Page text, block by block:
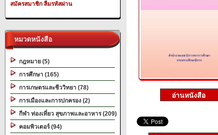
สมัครสมาชิก ลืมรหัสผ่าน
หมวดหนังสือ
กฎหมาย (5)
การศึกษา (165)
การเกษตรและชีววิทยา (78)
การเมืองและการปกครอง (2)
กีฬา ท่องเที่ยว สุขภาพและอาหาร (209)
คอมพิวเตอร์ (94)